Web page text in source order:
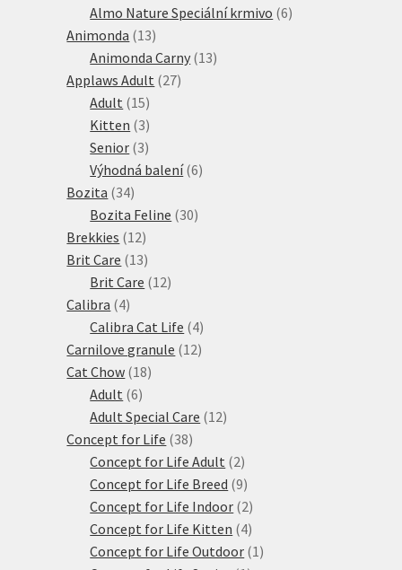
produkty
Almo Nature Speciální krmivo 66
Animonda 1313
produktů
Animonda Carny 1313
Applaws Adult 2727
Adult 1515
produktů
Kitten 33
produkty
Senior 33
produkty
Výhodná balení 66
Bozita 3434
produktů
Bozita Feline 3030
Brekkies 1212
produktů
Brit Care 1313
produktů
Brit Care 1212
Calibra 44
produkty
Calibra Cat Life 44
produkty
Carnilove granule 1212
Cat Chow 1818
Adult 66
produktů
Adult Special Care 1212
Concept for Life 3838
produktů
Concept for Life Adult 22
produkty
Concept for Life Breed 99
produktů
Concept for Life Indoor 22
produkty
Concept for Life Kitten 44
produkty
Concept for Life Outdoor 1 1